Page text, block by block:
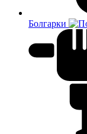
Болгарки